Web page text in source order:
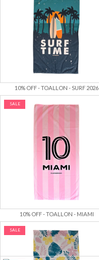
10% OFF - TOALLON - SURF 2026
SALE
10% OFF - TOALLON - MIAMI
SALE
10% OFF - TOALLON - FLORES 2026